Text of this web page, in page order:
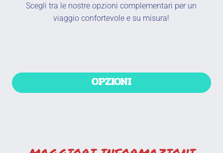
Scegli tra le nostre opzioni complementari per un
viaggio confortevole e su misura!
OPZIONI